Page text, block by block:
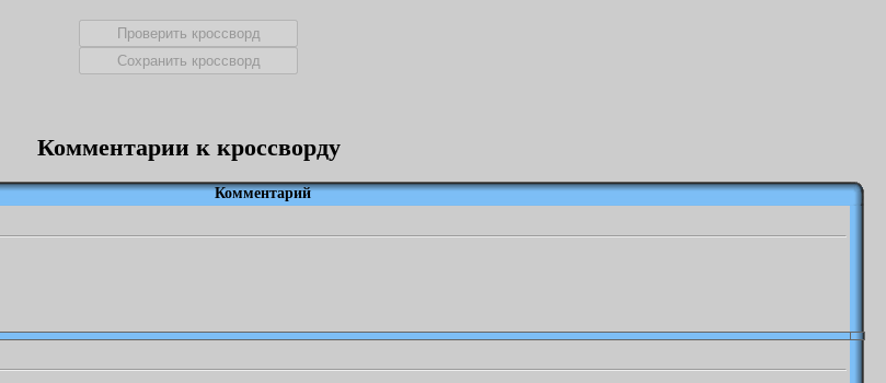
Комментарии к кроссворду
Комментарий